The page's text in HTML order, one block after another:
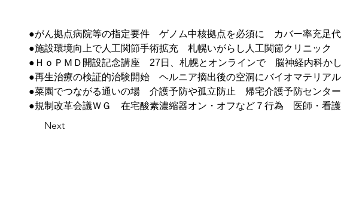
●がん拠点病院等の指定要件　ゲノム中核拠点を必須に　カバー率充足
●施設環境向上で人工関節手術拡充　札幌いがらし人工関節クリニック
●ＨｏＰＭＤ開設記念講座　27日、札幌とオンラインで　脳神経内科か
●再生治療の検証的治験開始　ヘルニア摘出後の空洞にバイオマテリア
●菜園でつながる通いの場　介護予防や孤立防止　帰宅介護予防センタ
●規制改革会議ＷＧ　在宅酸素濃縮器オン・オフなど７行為　医師・看
Next